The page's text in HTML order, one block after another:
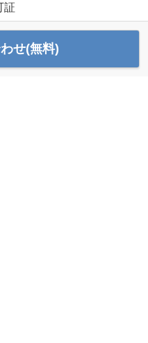
証
せ(無料)